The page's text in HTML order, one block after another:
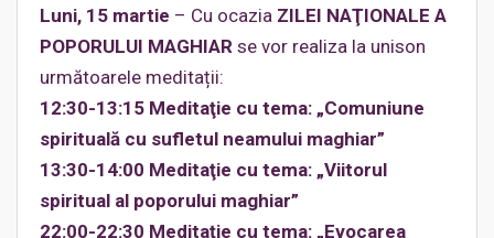
Luni, 15 martie – Cu ocazia ZILEI NAŢIONALE A
POPORULUI MAGHIAR se vor realiza la unison
următoarele meditații:
12:30-13:15 Meditaţie cu tema: „Comuniune
spirituală cu sufletul neamului maghiar”
13:30-14:00 Meditaţie cu tema: „Viitorul
spiritual al poporului maghiar”
22:00-22:30 Meditaţie cu tema: „Evocarea